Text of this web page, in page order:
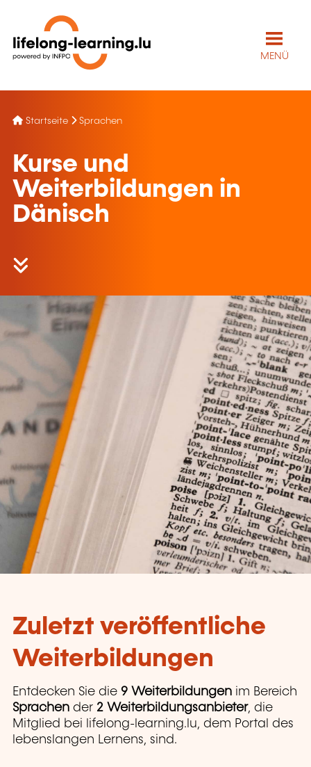
MENÜ
Startseite Sprachen
Kurse und
Weiterbildungen in
Dänisch
Zuletzt veröffentliche
Weiterbildungen
Entdecken Sie die 9 Weiterbildungen im Bereich
Sprachen der 2 Weiterbildungsanbieter, die
Mitglied bei lifelong-learning.lu, dem Portal des
lebenslangen Lernens, sind.